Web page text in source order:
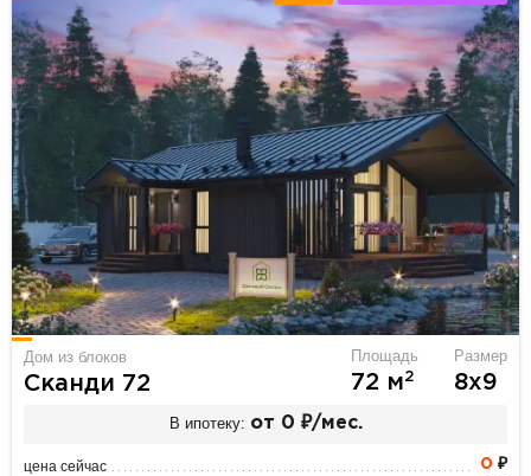
Дом из блоков
Сканди 72
Площадь
72 м2
Размер
8х9
В ипотеку: от 0 ₽/мес.
цена сейчас 0 ₽